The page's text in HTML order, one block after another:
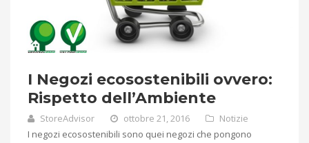
I Negozi ecosostenibili ovvero:
Rispetto dell’Ambiente
StoreAdvisor ottobre 21, 2016
Notizie
I negozi ecosostenibili sono quei negozi che pongono